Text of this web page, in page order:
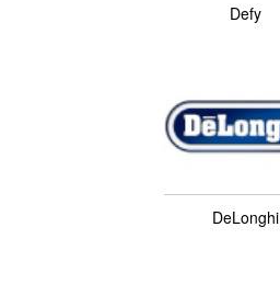
Defy
DeLonghi